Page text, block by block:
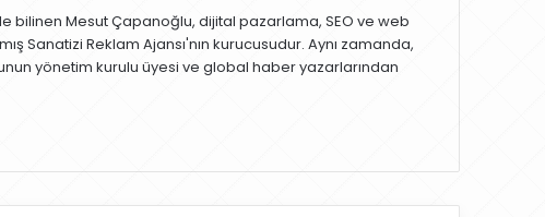
bilinen Mesut Çapanoğlu, dijital pazarlama, SEO ve web
Sanatizi Reklam Ajansı'nın kurucusudur. Aynı zamanda,
yönetim kurulu üyesi ve global haber yazarlarından